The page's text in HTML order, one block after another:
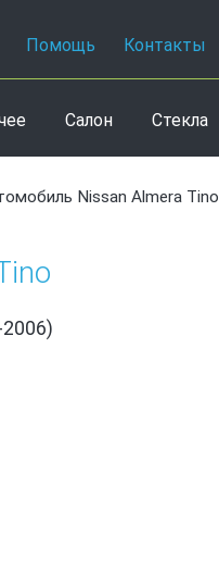
Помощь Контакты
Салон Стекла
Nissan Almera Tino